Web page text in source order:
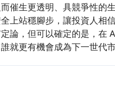
催生更透明、具競爭性的
上站穩腳步，讓投資人相
論，但可以確定的是，在
就更有機會成為下一世代市